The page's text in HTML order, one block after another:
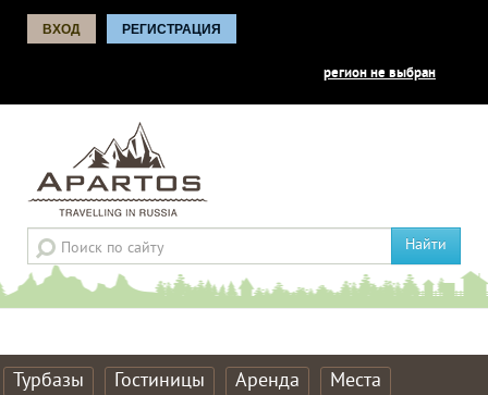
ВХОД РЕГИСТРАЦИЯ
регион не выбран
Найти
Турбазы Гостиницы Аренда
Места